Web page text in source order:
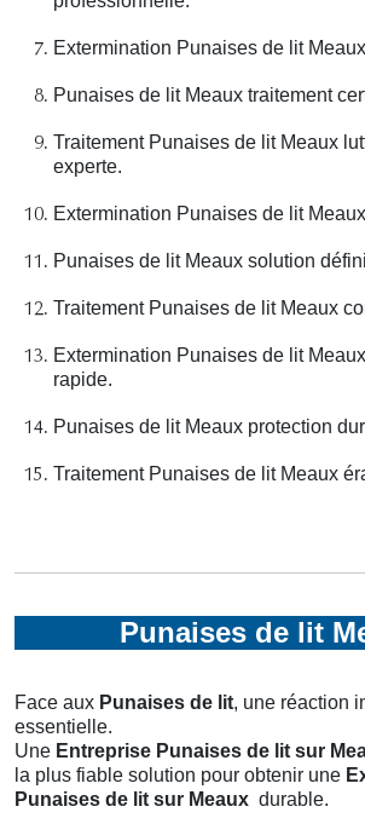
Extermination Punaises de lit
Punaises de lit Meaux traitement
Traitement Punaises de lit Meaux
experte.
Extermination Punaises de lit
Punaises de lit Meaux solution
Traitement Punaises de lit Meaux
Extermination Punaises de lit
rapide.
Punaises de lit Meaux protection
Traitement Punaises de lit Meaux
Punaises de lit
Face aux Punaises de lit, une réaction
essentielle.
Une Entreprise Punaises de lit sur
la plus fiable solution pour obtenir une
Punaises de lit sur Meaux durable.